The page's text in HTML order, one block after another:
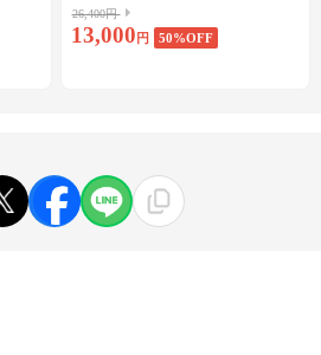
26,400円
13,000 円 50%OFF